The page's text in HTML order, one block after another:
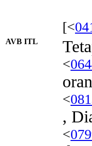
[<
AVB ITL
<
<
,
<